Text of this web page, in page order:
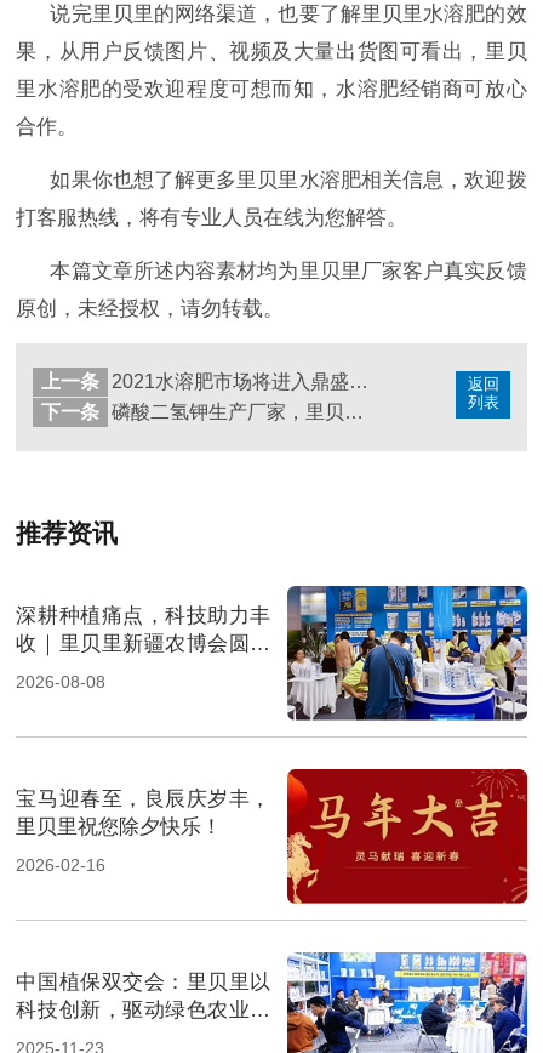
说完里贝里的网络渠道，也要了解里贝里水溶肥的效
果，从用户反馈图片、视频及大量出货图可看出，里贝
里水溶肥的受欢迎程度可想而知，水溶肥经销商可放心
合作。
如果你也想了解更多里贝里水溶肥相关信息，欢迎拨
打客服热线，将有专业人员在线为您解答。
本篇文章所述内容素材均为里贝里厂家客户真实反馈
原创，未经授权，请勿转载。
返回
列表
上一条
2021水溶肥市场将进入鼎盛时期，你做好准备了吗？
下一条
磷酸二氢钾生产厂家，里贝里宴沃值得选择
推荐资讯
深耕种植痛点，科技助力丰
收｜里贝里新疆农博会圆满
收官
2026-08-08
宝马迎春至，良辰庆岁丰，
里贝里祝您除夕快乐！
2026-02-16
中国植保双交会：里贝里以
科技创新，驱动绿色农业新
征程！
2025-11-23